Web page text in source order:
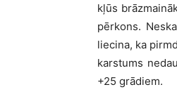
kļūs
pērkons.
liecina, ka
karstums
+25 grādiem.